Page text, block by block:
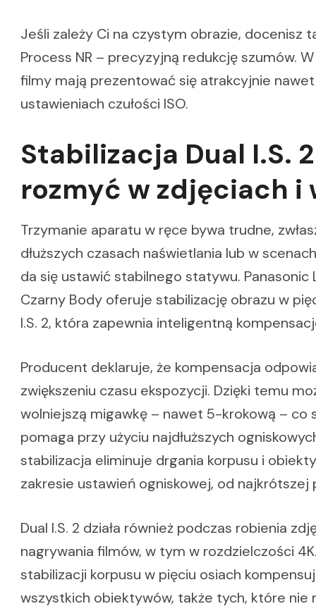
Jeśli zależy Ci na czystym obrazie, docenisz
Process NR – precyzyjną redukcję szumów.
filmy mają prezentować się atrakcyjnie
ustawieniach czułości ISO.
Stabilizacja Dual I.S.
rozmyć w zdjęciach i
Trzymanie aparatu w ręce bywa trudne,
dłuższych czasach naświetlania lub w
da się ustawić stabilnego statywu. Panasonic
Czarny Body oferuje stabilizację obrazu w
I.S. 2, która zapewnia inteligentną
Producent deklaruje, że kompensacja
zwiększeniu czasu ekspozycji. Dzięki temu
wolniejszą migawkę – nawet 5-krokową – co
pomaga przy użyciu najdłuższych
stabilizacja eliminuje drgania korpusu i
zakresie ustawień ogniskowej, od najkrótszej
Dual I.S. 2 działa również podczas robienia
nagrywania filmów, w tym w rozdzielczości
stabilizacji korpusu w pięciu osiach
wszystkich obiektywów, także tych, które nie